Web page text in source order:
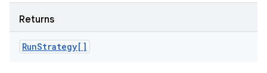
Returns
RunStrategy[]